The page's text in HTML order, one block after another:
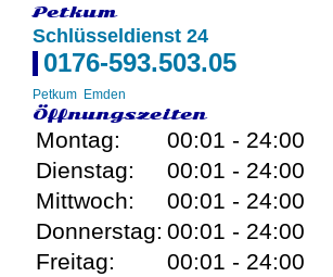
Petkum
Schlüsseldienst 24
0176-593.503.05
Petkum Emden
Öffnungszeiten
Montag:
00:01 - 24:00
Dienstag:
00:01 - 24:00
Mittwoch:
00:01 - 24:00
Donnerstag: 00:01 - 24:00
Freitag:
00:01 - 24:00